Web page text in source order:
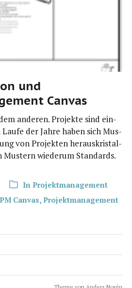
und
Canvas
ande­ren. Pro­jek­te sind ein­
der Jah­re haben sich Mus­
von Pro­jek­ten her­aus­kris­tal­
Mus­tern wie­der­um Standards.
In Projektmanagement
PM Canvas, Projektmanagement
Theme von Anders Norén